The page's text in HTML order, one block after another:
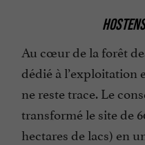
Au cœur de la forêt
dédié à l’exploitation
ne reste trace. Le
transformé le site de
hectares de lacs) en